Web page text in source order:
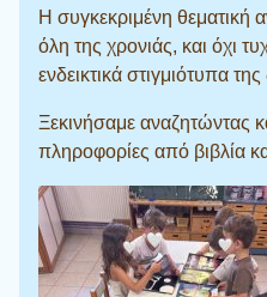
Η συγκεκριμένη θεματική
όλη της χρονιάς, και όχι
ενδεικτικά στιγμιότυπα
Ξεκινήσαμε αναζητώντας
πληροφορίες από βιβλία